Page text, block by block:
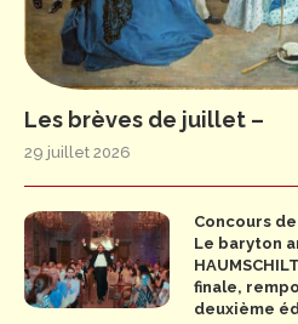
Les brèves de juillet –
29 juillet 2026
Concours
Le baryton
finale,
deuxième